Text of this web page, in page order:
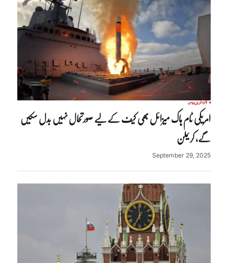
تازہ ترینروس
امریکی ٹام ہاک میزائل بھی کیف کے لیے صورتحال نہیں بدل سکیں
گے، کریملن
September 29, 2025